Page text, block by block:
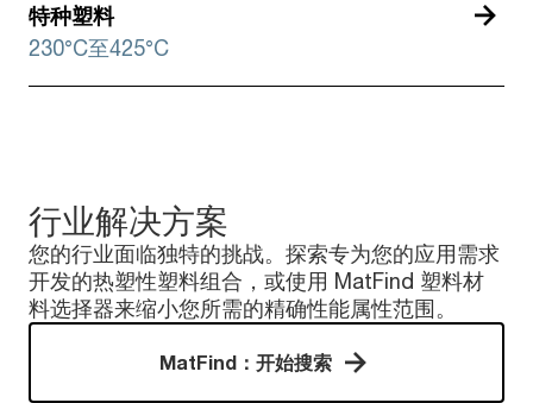
特种塑料
230°C至425°C
行业解决方案
您的行业面临独特的挑战。探索专为您的应用需求
开发的热塑性塑料组合，或使用 MatFind 塑料材
料选择器来缩小您所需的精确性能属性范围。
MatFind：开始搜索